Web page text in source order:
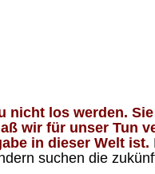
nicht los werden.
wir für unser Tun
in dieser Welt ist.
suchen die